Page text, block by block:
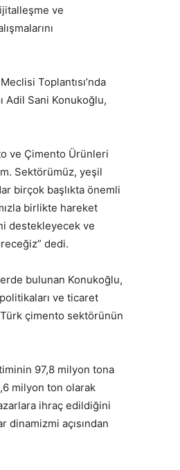
ve
Toplantısı’nda
Adil Sani Konukoğlu,
ve Çimento Ürünleri
Sektörümüz, yeşil
birçok başlıkta önemli
birlikte hareket
destekleyecek ve
dedi.
bulunan Konukoğlu,
ve ticaret
çimento sektörünün
97,8 milyon tona
milyon ton olarak
ihraç edildiğini
açısından